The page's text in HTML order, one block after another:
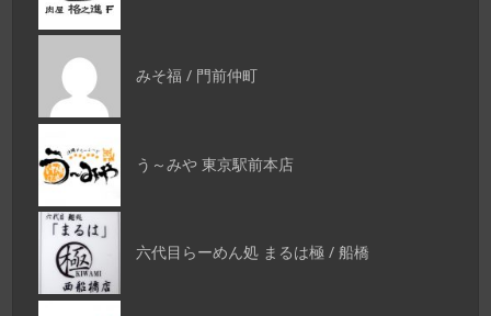
みそ福 / 門前仲町
う～みや 東京駅前本店
六代目らーめん処 まるは極 / 船橋